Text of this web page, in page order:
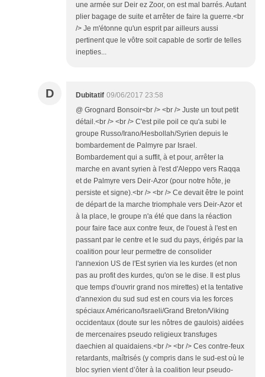
une armée sur Deir ez Zoor, on est mal barrés. Autant
plier bagage de suite et arrêter de faire la guerre.<br
/> Je m'étonne qu'un esprit par ailleurs aussi
pertinent que le vôtre soit capable de sortir de telles
inepties...
D Dubitatif 09/06/2017 23:58
@ Grognard Bonsoir<br /> <br /> Juste un tout petit
détail.<br /> <br /> C'est pile poil ce qu'a subi le
groupe Russo/Irano/Hesbollah/Syrien depuis le
bombardement de Palmyre par Israel.
Bombardement qui a suffit, à et pour, arrêter la
marche en avant syrien à l'est d'Aleppo vers Raqqa
et de Palmyre vers Deir-Azor (pour notre hôte, je
persiste et signe).<br /> <br /> Ce devait être le point
de départ de la marche triomphale vers Deir-Azor et
à la place, le groupe n'a été que dans la réaction
pour faire face aux contre feux, de l'ouest à l'est en
passant par le centre et le sud du pays, érigés par la
coalition pour leur permettre de consolider
l'annexion US de l'Est syrien via les kurdes (et non
pas au profit des kurdes, qu'on se le dise. Il est plus
que temps d'ouvrir grand nos mirettes) et la tentative
d'annexion du sud sud est en cours via les forces
spéciaux Américano/Israeli/Grand Breton/Viking
occidentaux (doute sur les nôtres de gaulois) aidées
de mercenaires pseudo religieux transfuges
daechien al quaidaiens.<br /> <br /> Ces contre-feux
retardants, maîtrisés (y compris dans le sud-est où le
bloc syrien vient d’ôter à la coalition leur pseudo-